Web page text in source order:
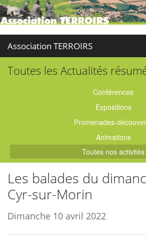
Association TERROIRS
Accueil
Partenaires
Enquêtes
Contact
Boutique
Toutes les Actualités
Conférences
Expositions
Promenades-
Animations
Toutes nos activités
Les balades du
Cyr-sur-Morin
Dimanche 10 avril 2022